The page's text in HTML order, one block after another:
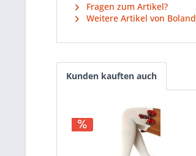
Fragen zum Artikel?
Weitere Artikel von Boland
Kunden kauften auch